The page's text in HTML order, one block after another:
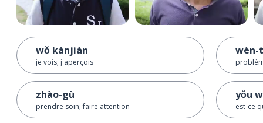
wǒ kànjiàn
je vois; j'aperçois
zhào-gù
prendre soin; faire attention
wèn-
yǒu
est-ce